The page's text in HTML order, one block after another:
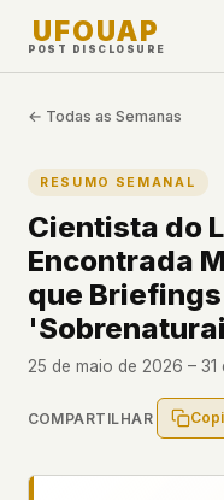
UFOUAP
POST DISCLOSURE
INVESTIGATE
All Articles
Topics & Tags
U.S. Govt Feed
NEWS
Esta Semana
Novidades
WHAT WE DON'T
✕Google Analytics
Facebook Pixel
✕Cookies
← Todas as Semanas
RESUMO SEMANAL
Cientista do
Encontrada
que
25 de maio de 2026 –
COMPARTILHAR